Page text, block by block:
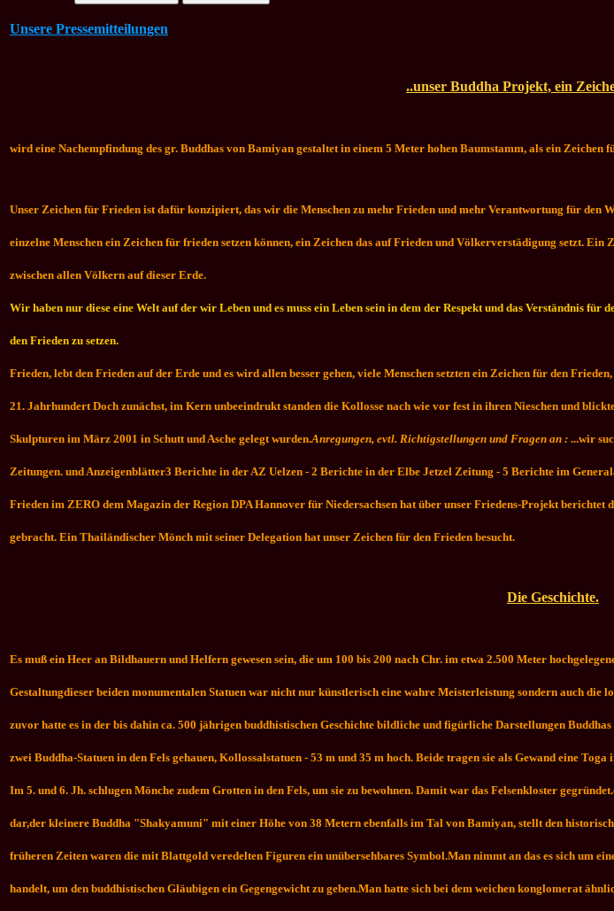
Unsere Pressemitteilungen
..unser Buddha Projekt, ein
wird eine Nachempfindung des gr. Buddhas von Bamiyan gestaltet in einem 5 Meter hohen Baumstamm, als ein Zeichen
Unser Zeichen für Frieden ist dafür konzipiert, das wir die Menschen zu mehr Frieden und mehr Verantwortung für den
einzelne Menschen ein Zeichen für frieden setzen können, ein Zeichen das auf Frieden und Völkerverstädigung setzt.
zwischen allen Völkern auf dieser Erde.
Wir haben nur diese eine Welt auf der wir Leben und es muss ein Leben sein in dem der Respekt und das Verständnis
den Frieden zu setzen.
Frieden, lebt den Frieden auf der Erde und es wird allen besser gehen, viele Menschen setzten ein Zeichen für den
21. Jahrhundert Doch zunächst, im Kern unbeeindrukt standen die Kollosse nach wie vor fest in ihren Nieschen und
Skulpturen im März 2001 in Schutt und Asche gelegt wurden.Anregungen, evtl. Richtigstellungen und Fragen an : ...wir
Zeitungen. und Anzeigenblätter3 Berichte in der AZ Uelzen - 2 Berichte in der Elbe Jetzel Zeitung - 5 Berichte im
Frieden im ZERO dem Magazin der Region DPA Hannover für Niedersachsen hat über unser Friedens-Projekt
gebracht. Ein Thailändischer Mönch mit seiner Delegation hat unser Zeichen für den Frieden besucht.
Die Geschichte.
Es muß ein Heer an Bildhauern und Helfern gewesen sein, die um 100 bis 200 nach Chr. im etwa 2.500 Meter
Gestaltungdieser beiden monumentalen Statuen war nicht nur künstlerisch eine wahre Meisterleistung sondern auch
zuvor hatte es in der bis dahin ca. 500 jährigen buddhistischen Geschichte bildliche und figürliche Darstellungen Buddhas
zwei Buddha-Statuen in den Fels gehauen, Kollossalstatuen - 53 m und 35 m hoch. Beide tragen sie als Gewand eine
Im 5. und 6. Jh. schlugen Mönche zudem Grotten in den Fels, um sie zu bewohnen. Damit war das Felsenkloster
dar,der kleinere Buddha "Shakyamuni" mit einer Höhe von 38 Metern ebenfalls im Tal von Bamiyan, stellt den
früheren Zeiten waren die mit Blattgold veredelten Figuren ein unübersehbares Symbol.Man nimmt an das es sich um
handelt, um den buddhistischen Gläubigen ein Gegengewicht zu geben.Man hatte sich bei dem weichen konglomerat